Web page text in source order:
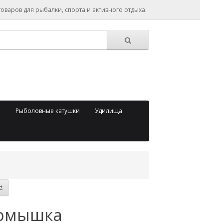
для рыбалки, спорта и активного отдыха.
Рыболовные катушки Удилища